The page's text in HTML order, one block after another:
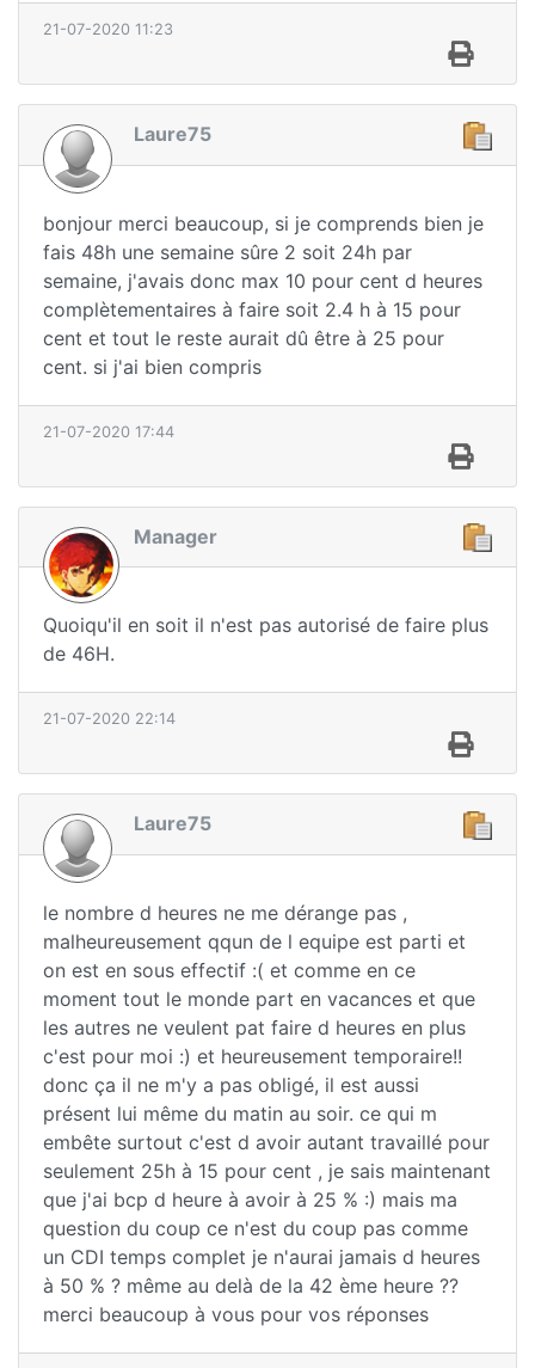
21-07-2020 11:23
Laure75
bonjour merci beaucoup, si je comprends bien je
fais 48h une semaine sûre 2 soit 24h par
semaine, j'avais donc max 10 pour cent d heures
complètementaires à faire soit 2.4 h à 15 pour
cent et tout le reste aurait dû être à 25 pour
cent. si j'ai bien compris
21-07-2020 17:44
Manager
Quoiqu'il en soit il n'est pas autorisé de faire plus
de 46H.
21-07-2020 22:14
Laure75
le nombre d heures ne me dérange pas ,
malheureusement qqun de l equipe est parti et
on est en sous effectif :( et comme en ce
moment tout le monde part en vacances et que
les autres ne veulent pat faire d heures en plus
c'est pour moi :) et heureusement temporaire!!
donc ça il ne m'y a pas obligé, il est aussi
présent lui même du matin au soir. ce qui m
embête surtout c'est d avoir autant travaillé pour
seulement 25h à 15 pour cent , je sais maintenant
que j'ai bcp d heure à avoir à 25 % :) mais ma
question du coup ce n'est du coup pas comme
un CDI temps complet je n'aurai jamais d heures
à 50 % ? même au delà de la 42 ème heure ??
merci beaucoup à vous pour vos réponses